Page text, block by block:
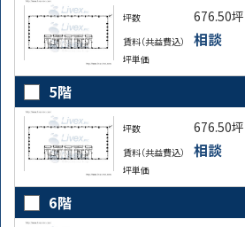
坪数 676.50坪
賃料（共益費込） 相談
坪単価
5階
坪数 676.50坪
賃料（共益費込） 相談
坪単価
6階